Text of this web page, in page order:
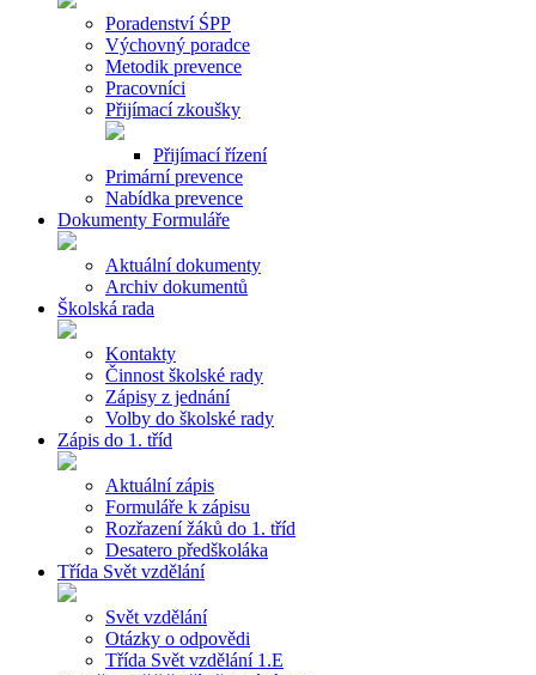
Poradenství ŚPP
Výchovný poradce
Metodik prevence
Pracovníci
Přijímací zkoušky
Přijímací řízení
Primární prevence
Nabídka prevence
Dokumenty Formuláře
Aktuální dokumenty
Archiv dokumentů
Školská rada
Kontakty
Činnost školské rady
Zápisy z jednání
Volby do školské rady
Zápis do 1. tříd
Aktuální zápis
Formuláře k zápisu
Rozřazení žáků do 1. tříd
Desatero předškoláka
Třída Svět vzdělání
Svět vzdělání
Otázky o odpovědi
Třída Svět vzdělání 1.E